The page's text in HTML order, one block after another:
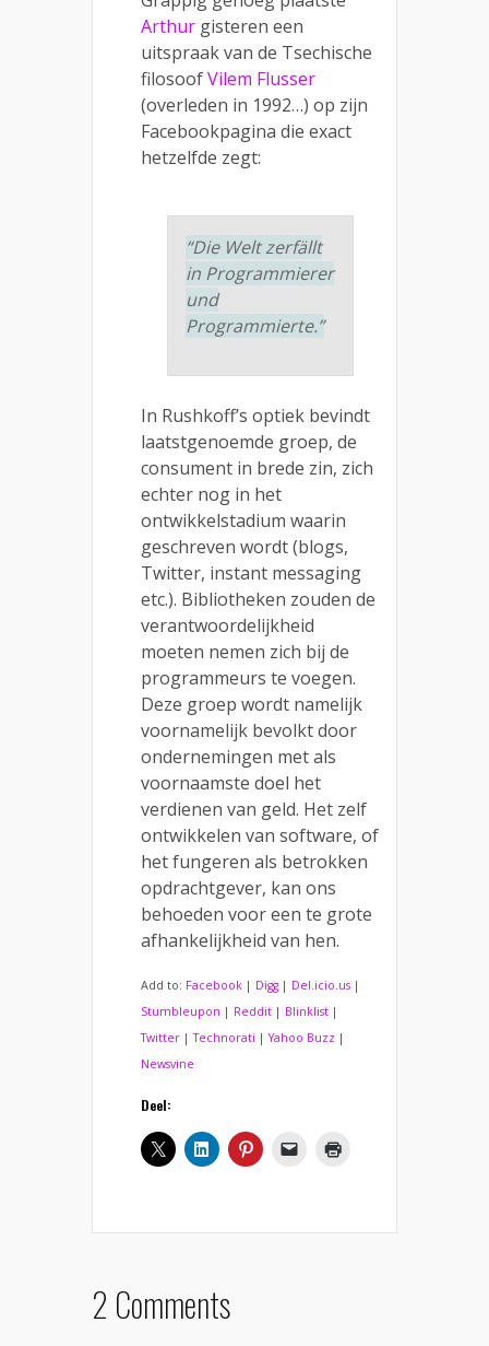
Arthur gisteren een
uitspraak van de Tsechische
filosoofVilem Flusser
(overleden in 1992…) op zijn
Facebookpagina die exact
hetzelfde zegt:
“Die Welt zerfällt
in Programmierer
und
Programmierte.”
In Rushkoff’s optiek bevindt
laatstgenoemde groep, de
consument in brede zin, zich
echter nog in het
ontwikkelstadium waarin
geschreven wordt (blogs,
Twitter, instant messaging
etc.). Bibliotheken zouden de
verantwoordelijkheid
moeten nemen zich bij de
programmeurs te voegen.
Deze groep wordt namelijk
voornamelijk bevolkt door
ondernemingen met als
voornaamste doel het
verdienen van geld. Het zelf
ontwikkelen van software, of
het fungeren als betrokken
opdrachtgever, kan ons
behoeden voor een te grote
afhankelijkheid van hen.
Add to: Facebook | Digg | Del.icio.us |
Stumbleupon | Reddit | Blinklist |
Twitter |Technorati |Yahoo Buzz |
Newsvine
Deel:
2 Comments